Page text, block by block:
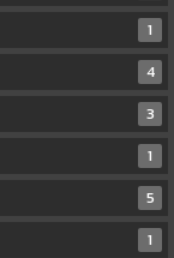
1
4
3
1
5
1